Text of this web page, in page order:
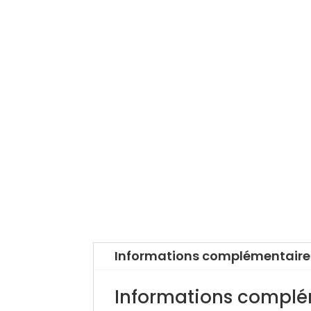
Informations
Informations